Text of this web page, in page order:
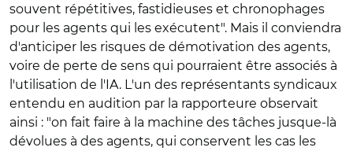
souvent répétitives, fastidieuses et chronophages
pour les agents qui les exécutent". Mais il conviendra
d'anticiper les risques de démotivation des agents,
voire de perte de sens qui pourraient être associés à
l'utilisation de l'IA. L'un des représentants syndicaux
entendu en audition par la rapporteure observait
ainsi : "on fait faire à la machine des tâches jusque-là
dévolues à des agents, qui conservent les cas les